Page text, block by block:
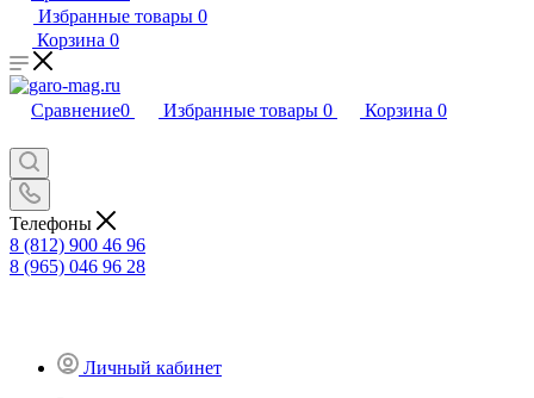
Избранные товары 0
Корзина 0
Сравнение0 Избранные товары 0 Корзина 0
Телефоны
8 (812) 900 46 96
8 (965) 046 96 28
Личный кабинет